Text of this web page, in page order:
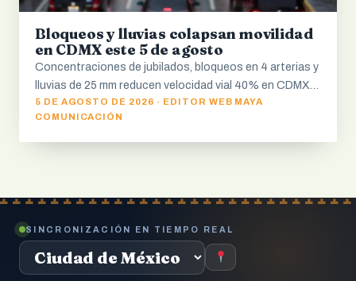
Bloqueos y lluvias colapsan movilidad
en CDMX este 5 de agosto
Concentraciones de jubilados, bloqueos en 4 arterias y
lluvias de 25 mm reducen velocidad vial 40% en CDMX…
5 DE AGOSTO DE 2026 · EDITOR WEB MAYA
COMUNICACIÓN
SINCRONIZACIÓN EN TIEMPO REAL